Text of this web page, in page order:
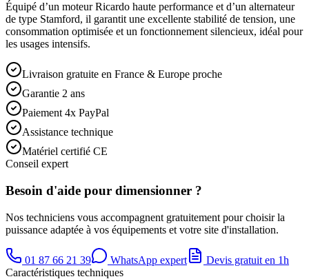
Équipé d’un moteur Ricardo haute performance et d’un alternateur
de type Stamford, il garantit une excellente stabilité de tension, une
consommation optimisée et un fonctionnement silencieux, idéal pour
les usages intensifs.
Livraison gratuite en France & Europe proche
Garantie 2 ans
Paiement 4x PayPal
Assistance technique
Matériel certifié CE
Conseil expert
Besoin d'aide pour dimensionner ?
Nos techniciens vous accompagnent gratuitement pour choisir la
puissance adaptée à vos équipements et votre site d'installation.
01 87 66 21 39 WhatsApp expert
Devis gratuit en 1h
Caractéristiques techniques